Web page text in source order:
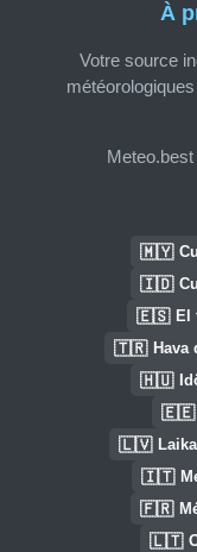
À
Votre source
🇲🇾
🇮🇩
🇪🇸 El
🇹🇷 Hava
🇭🇺
🇪🇪
🇱🇻
🇮🇹
🇫🇷
🇱🇹